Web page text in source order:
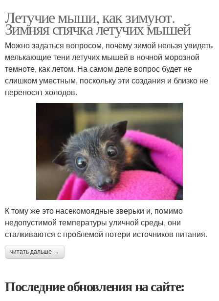
Летучие мыши, как зимуют.
Зимняя спячка летучих мышей
Можно задаться вопросом, почему зимой нельзя увидеть
мелькающие тени летучих мышей в ночной морозной
темноте, как летом. На самом деле вопрос будет не
слишком уместным, поскольку эти создания и близко не
переносят холодов.
К тому же это насекомоядные зверьки и, помимо
недопустимой температуры уличной среды, они
сталкиваются с проблемой потери источников питания.
читать дальше →
Последние обновления на сайте: